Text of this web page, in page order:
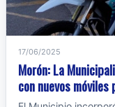
17/06/2025
Morón: La
con nuevos